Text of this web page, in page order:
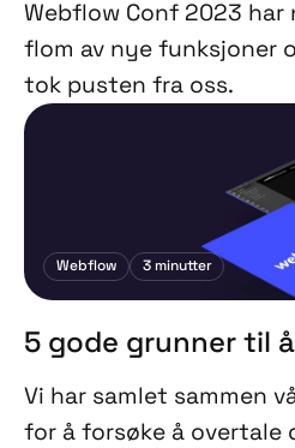
Webflow Conf 2023
flom av nye funksjoner
tok pusten fra oss.
Webflow 3minutter
5 gode grunner til
Vi har samlet sammen
for å forsøke å overtale